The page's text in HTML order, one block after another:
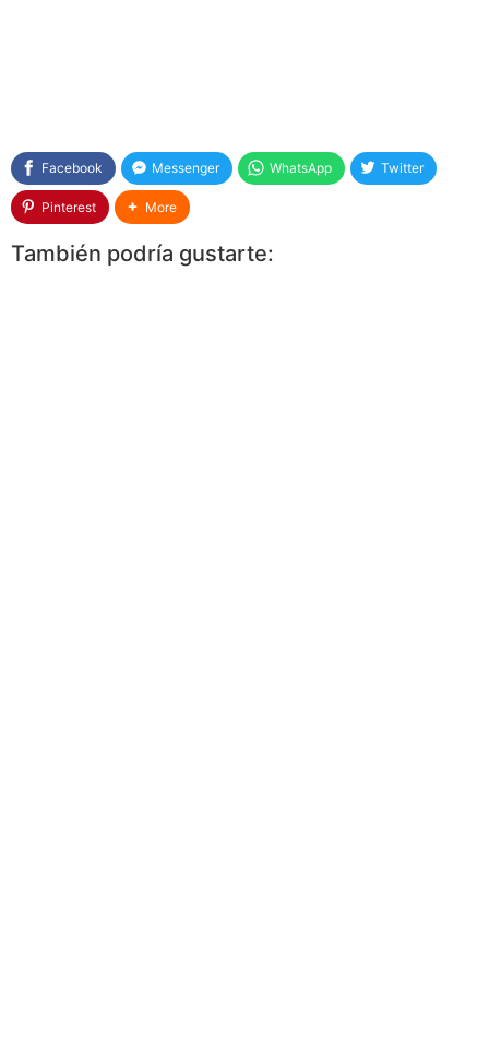
Facebook Messenger WhatsApp Twitter
Pinterest More
También podría gustarte: